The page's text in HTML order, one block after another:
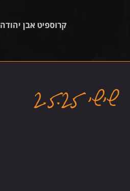
קרוספיט אבן יהודה
שישי 2.5.25